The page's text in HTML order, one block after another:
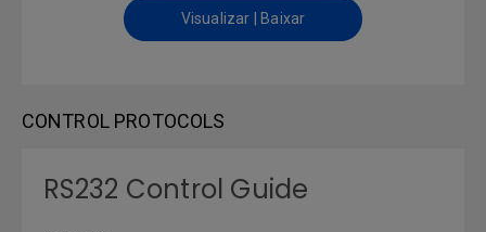
Visualizar | Baixar
CONTROL PROTOCOLS
RS232 Control Guide